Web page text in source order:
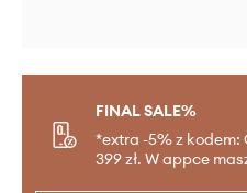
FINAL SALE%
*extra -5% z kodem:
399 zł. W appce